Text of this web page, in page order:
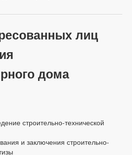
лиц
дома
строительно-технической
и заключения строительно-